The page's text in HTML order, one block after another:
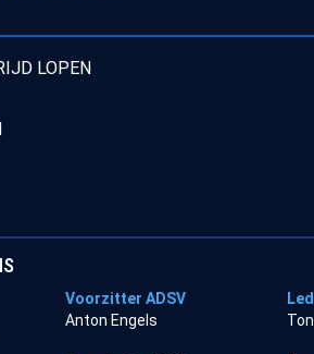
LOPEN
Voorzitter ADSV
Anton Engels